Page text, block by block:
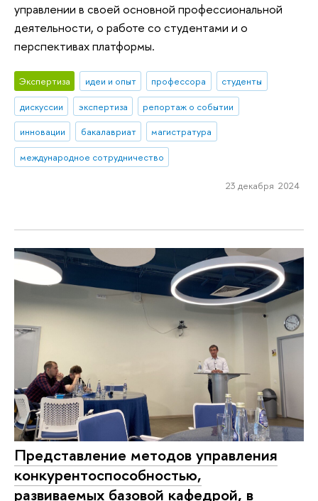
управлении в своей основной профессиональной
деятельности, о работе со студентами и о
перспективах платформы.
Экспертиза идеи и опыт профессора
студенты
дискуссии
экспертиза
репортаж о событии
инновации
бакалавриат
магистратура
международное сотрудничество
23 декабря 2024
Представление методов управления
конкурентоспособностью,
развиваемых базовой кафедрой, в